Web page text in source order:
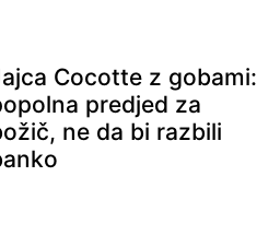
Cocotte z gobami:
predjed za
ne da bi razbili